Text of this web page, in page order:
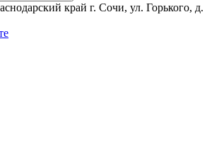
край г. Сочи, ул. Горького, д.